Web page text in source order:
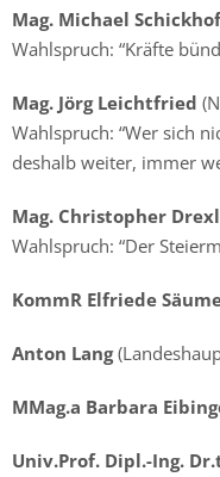
Mag. Michael
Wahlspruch: “Kräfte
Mag. Jörg Leichtfried
Wahlspruch: “Wer sich
deshalb weiter, immer
Mag. Christopher
Wahlspruch: “Der
KommR Elfriede
Anton Lang
MMag.a Barbara
Univ.Prof. Dipl.-Ing.